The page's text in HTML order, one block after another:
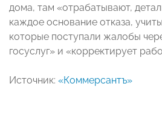
дома, там «отрабатывают,
каждое основание отказа,
которые поступали жалобы
госуслуг» и «корректирует
Источник: «Коммерсантъ»